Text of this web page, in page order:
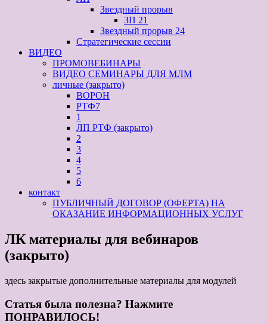
Звездный прорыв
ЗП 21
Звездный прорыв 24
Стратегические сессии
ВИДЕО
ПРОМОВЕБИНАРЫ
ВИДЕО СЕМИНАРЫ ДЛЯ МЛМ
личные (закрыто)
ВОРОН
РТФ7
1
ЛП РТФ (закрыто)
2
3
4
5
6
контакт
ПУБЛИЧНЫЙ ДОГОВОР (ОФЕРТА) НА
ОКАЗАНИЕ ИНФОРМАЦИОННЫХ УСЛУГ
ЛК материалы для вебинаров
(закрыто)
здесь закрытые дополнительные материалы для модулей
Статья была полезна? Нажмите
ПОНРАВИЛОСЬ!